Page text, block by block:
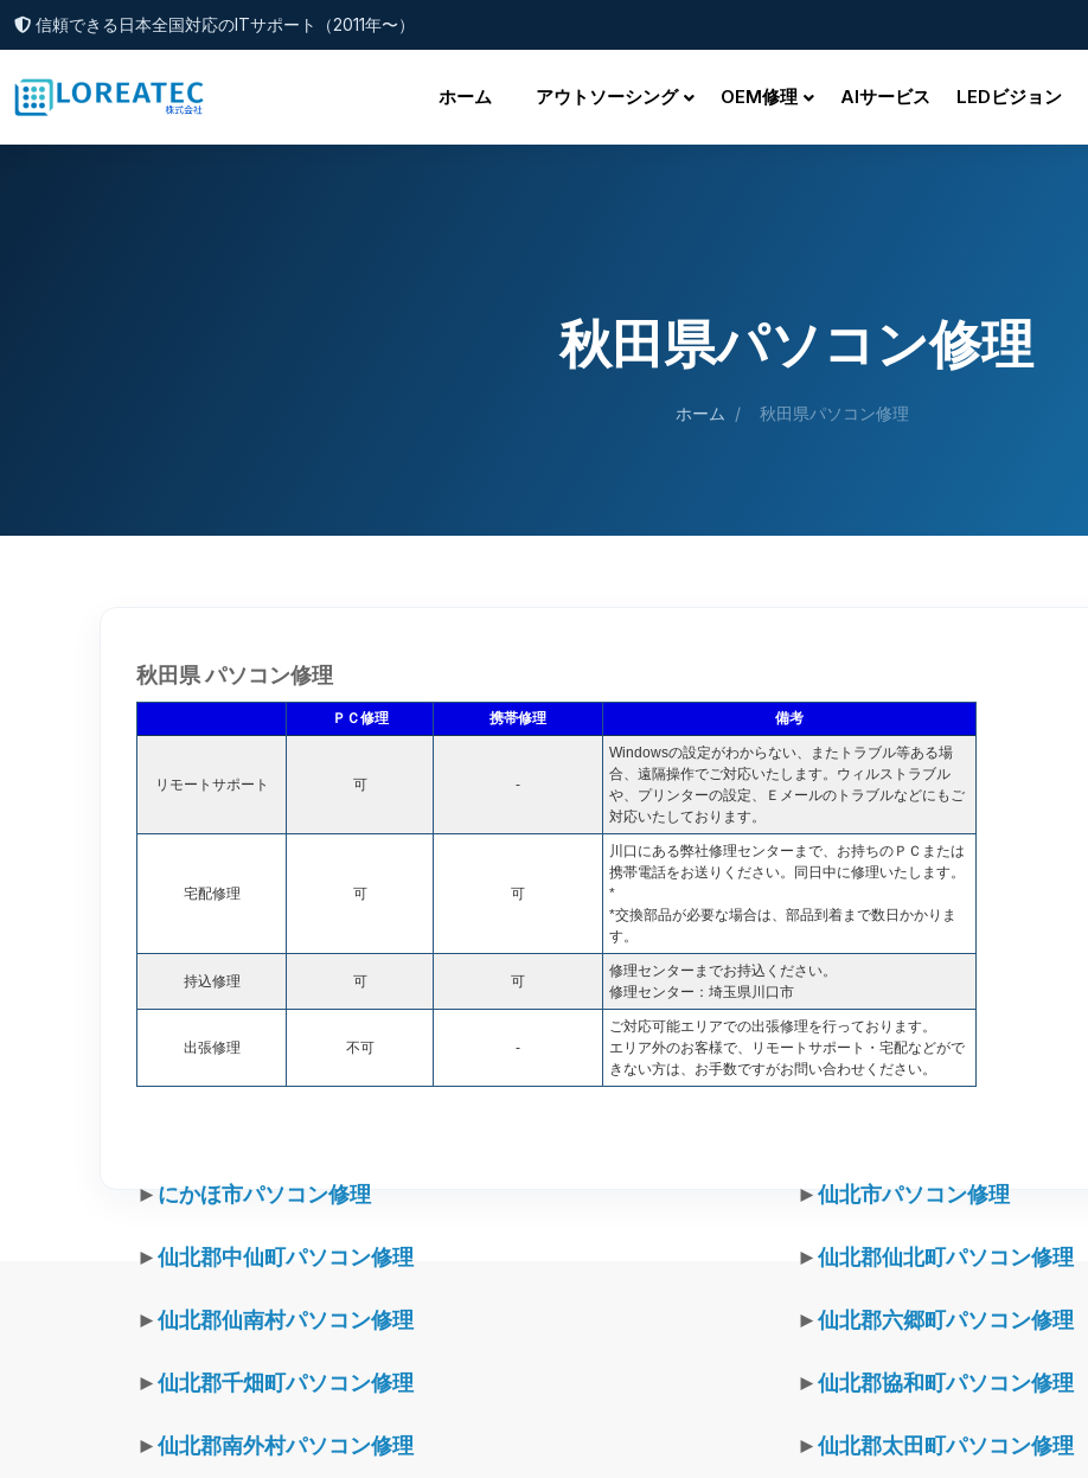
信頼できる日本全国対応のITサポート（2011年〜）
ホーム アウトソーシング OEM修理 AIサービス LEDビジョン
秋田県パソコン修理
ホーム / 秋田県パソコン修理
秋田県 パソコン修理
ＰＣ修理 携帯修理 備考
リモートサポート 可 -
Windowsの設定がわからない、またトラブル等ある場
合、遠隔操作でご対応いたします。ウィルストラブル
や、プリンターの設定、Ｅメールのトラブルなどにもご
対応いたしております。
宅配修理 可 可
川口にある弊社修理センターまで、お持ちのＰＣまたは
携帯電話をお送りください。同日中に修理いたします。
*
*交換部品が必要な場合は、部品到着まで数日かかりま
す。
持込修理 可 可
修理センターまでお持込ください。
修理センター：埼玉県川口市
出張修理 不可 -
ご対応可能エリアでの出張修理を行っております。
エリア外のお客様で、リモートサポート・宅配などがで
きない方は、お手数ですがお問い合わせください。
► にかほ市パソコン修理 ►仙北市パソコン修理
►仙北郡中仙町パソコン修理 ►仙北郡仙北町パソコン修理
►仙北郡仙南村パソコン修理 ►仙北郡六郷町パソコン修理
►仙北郡千畑町パソコン修理 ►仙北郡協和町パソコン修理
►仙北郡南外村パソコン修理 ►仙北郡太田町パソコン修理